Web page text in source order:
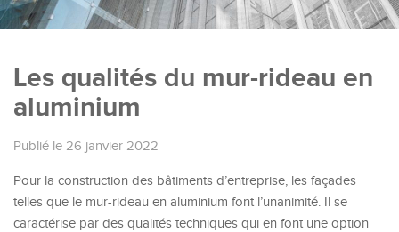
Les qualités du mur-rideau en
aluminium
Publié le 26 janvier 2022
Pour la construction des bâtiments d’entreprise, les façades
telles que le mur-rideau en aluminium font l’unanimité. Il se
caractérise par des qualités techniques qui en font une option